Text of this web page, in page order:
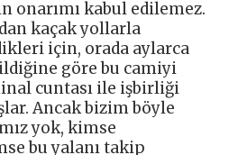
onarımı kabul edilemez.
kaçak yollarla
için, orada aylarca
göre bu camiyi
cuntası ile işbirliği
Ancak bizim böyle
yok, kimse
bu yalanı takip